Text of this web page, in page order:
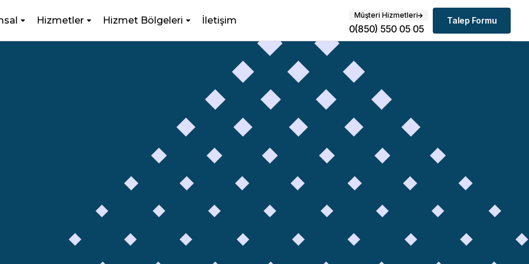
Hizmetler Hizmet Bölgeleri İletişim Müşteri Hizmetleri
0(850) 550 05 05
Talep Formu